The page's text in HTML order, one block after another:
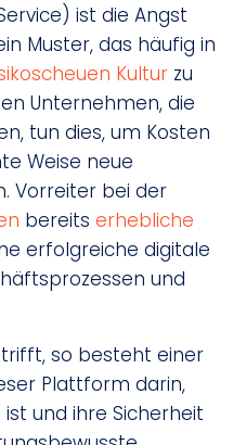
ist die Angst
Muster, das häufig in
Kultur zu
Unternehmen, die
tun dies, um Kosten
Weise neue
Vorreiter bei der
bereits erhebliche
erfolgreiche digitale
und
so besteht einer
Plattform darin,
und ihre Sicherheit